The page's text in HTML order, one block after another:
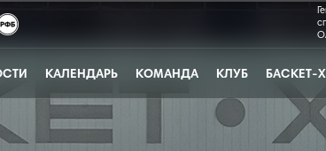
КАЛЕНДАРЬ КОМАНДА КЛУБ БАСКЕТ-